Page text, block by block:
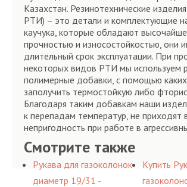
Казахстан. Резинотехнические
РТИ) – это детали и комплектующие
каучука, которые обладают
прочностью и износостойкостью, они
длительный срок эксплуатации. При
некоторых видов РТИ мы используем
полимерные добавки, с помощью
заполучить термостойкую либо
Благодаря таким добавкам наши
к перепадам температур, не приходят
непригодность при работе в
Смотрите также
Рукава для газоколонок
диаметр 19/31 -
Купить